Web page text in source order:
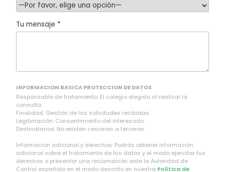
Tu mensaje *
INFORMACION BASICA PROTECCION DE DATOS
Responsable de tratamiento: El colegio elegido al realizar la
consulta.
Finalidad: Gestión de las solicitudes recibidas.
Legitimación: Consentimiento del interesado.
Destinatarios: No existen cesiones a terceros.
Información adicional y derechos: Podrás obtener información
adicional sobre el tratamiento de tus datos y el modo ejercitar tus
derechos o presentar una reclamación ante la Autoridad de
Control española en el modo descrito en nuestra Política de